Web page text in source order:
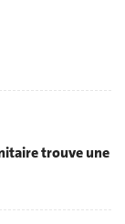
trouve une